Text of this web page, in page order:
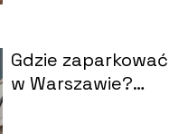
Gdzie zaparkować
w Warszawie?